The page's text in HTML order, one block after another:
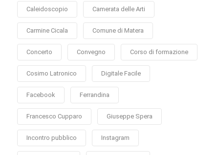
Caleidoscopio Camerata delle Arti
Carmine Cicala Comune di Matera
Concerto Convegno Corso di formazione
Cosimo Latronico Digitale Facile
Facebook Ferrandina
Francesco Cupparo Giuseppe Spera
Incontro pubblico Instagram